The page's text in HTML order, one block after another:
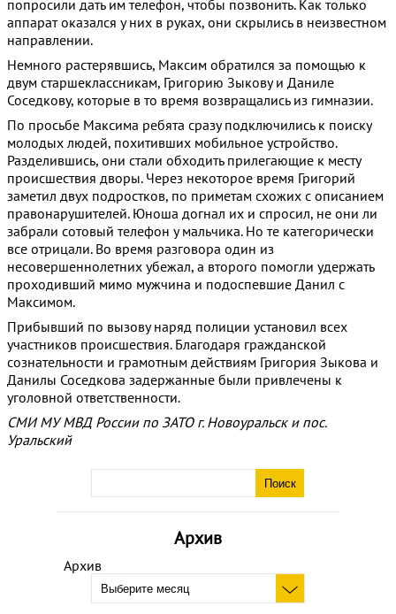
Архив
Архив
попросили дать им телефон, чтобы позвонить. Как только
аппарат оказался у них в руках, они скрылись в неизвестном
направлении.
Немного растерявшись, Максим обратился за помощью к
двум старшеклассникам, Григорию Зыкову и Даниле
Соседкову, которые в то время возвращались из гимназии.
По просьбе Максима ребята сразу подключились к поиску
молодых людей, похитивших мобильное устройство.
Разделившись, они стали обходить прилегающие к месту
происшествия дворы. Через некоторое время Григорий
заметил двух подростков, по приметам схожих с описанием
правонарушителей. Юноша догнал их и спросил, не они ли
забрали сотовый телефон у мальчика. Но те категорически
все отрицали. Во время разговора один из
несовершеннолетних убежал, а второго помогли удержать
проходивший мимо мужчина и подоспевшие Данил с
Максимом.
Прибывший по вызову наряд полиции установил всех
участников происшествия. Благодаря гражданской
сознательности и грамотным действиям Григория Зыкова и
Данилы Соседкова задержанные были привлечены к
уголовной ответственности.
СМИ МУ МВД России по ЗАТО г. Новоуральск и пос.
Уральский